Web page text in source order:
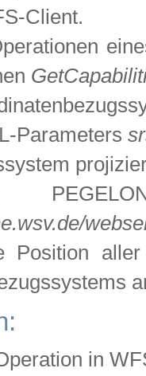
Client.
Parameters
in